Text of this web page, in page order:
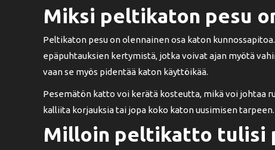
Miksi peltikaton pesu
Peltikaton pesu on olennainen osa katon
epäpuhtauksien kertymistä, jotka voivat ajan myötä
vaan se myös pidentää katon käyttöikää.
Pesemätön katto voi kerätä kosteutta, mikä voi johtaa
kalliita korjauksia tai jopa koko katon uusimisen
Milloin peltikatto tulisi